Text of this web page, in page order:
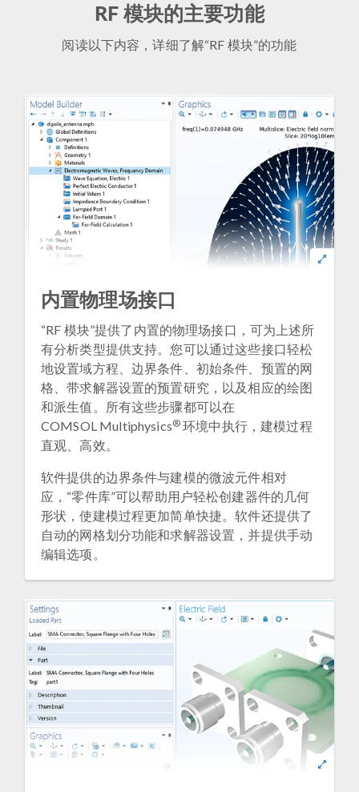
RF 模块的主要功能
阅读以下内容，详细了解“RF 模块”的功能
内置物理场接口
“RF 模块”提供了内置的物理场接口，可为上述所
有分析类型提供支持。您可以通过这些接口轻松
地设置域方程、边界条件、初始条件、预置的网
格、带求解器设置的预置研究，以及相应的绘图
和派生值。所有这些步骤都可以在
COMSOL Multiphysics® 环境中执行，建模过程
直观、高效。
软件提供的边界条件与建模的微波元件相对
应，“零件库”可以帮助用户轻松创建器件的几何
形状，使建模过程更加简单快捷。软件还提供了
自动的网格划分功能和求解器设置，并提供手动
编辑选项。